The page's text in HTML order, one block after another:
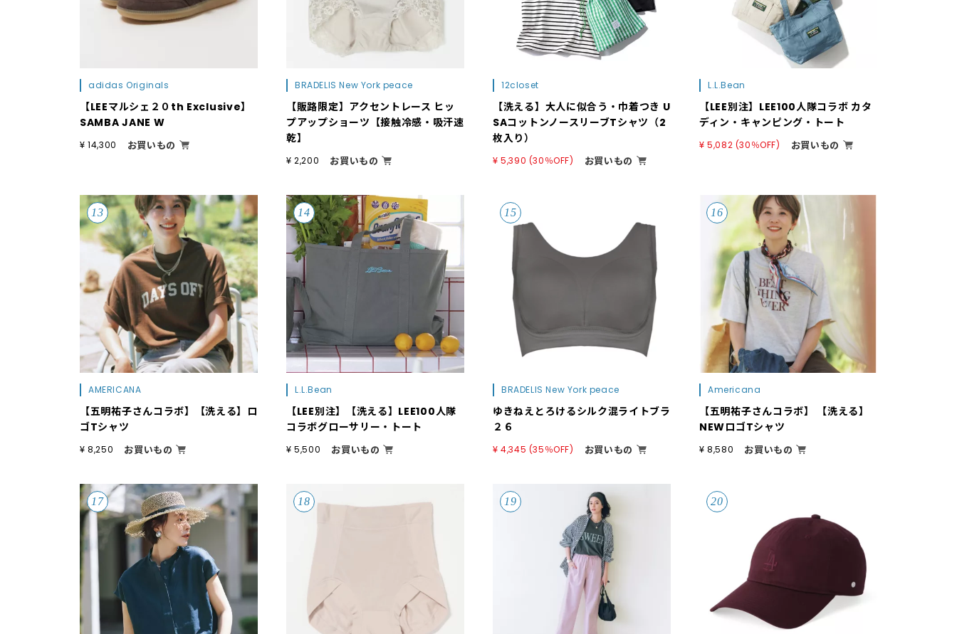
adidas Originals
【LEEマルシェ２０th Exclusive】
SAMBA JANE W
¥ 14,300 お買いもの
BRADELIS New York peace
【販路限定】アクセントレース ヒッ
プアップショーツ【接触冷感・吸汗速
乾】
¥ 2,200 お買いもの
12closet
【洗える】大人に似合う・巾着つき U
SAコットンノースリーブTシャツ（2
枚入り）
¥ 5,390 (30％OFF) お買いもの
L.L.Bean
【LEE別注】LEE100人隊コラボ カタ
ディン・キャンピング・トート
¥ 5,082 (30％OFF) お買いもの
AMERICANA
【五明祐子さんコラボ】【洗える】ロ
ゴTシャツ
¥ 8,250 お買いもの
L.L.Bean
【LEE別注】【洗える】LEE100人隊
コラボグローサリー・トート
¥ 5,500 お買いもの
BRADELIS New York peace
ゆきねえとろけるシルク混ライトブラ
２６
¥ 4,345 (35％OFF) お買いもの
Americana
【五明祐子さんコラボ】 【洗える】
NEWロゴTシャツ
¥ 8,580 お買いもの